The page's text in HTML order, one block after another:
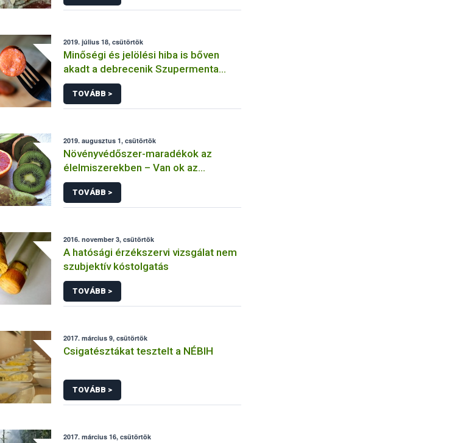
2019. július 18, csütörtök
Minőségi és jelölési hiba is bőven
akadt a debrecenik Szupermenta
tesztjén
TOVÁBB >
2019. augusztus 1, csütörtök
Növényvédőszer-maradékok az
élelmiszerekben – Van ok az
aggodalomra?
TOVÁBB >
2016. november 3, csütörtök
A hatósági érzékszervi vizsgálat nem
szubjektív kóstolgatás
TOVÁBB >
2017. március 9, csütörtök
Csigatésztákat tesztelt a NÉBIH
TOVÁBB >
2017. március 16, csütörtök